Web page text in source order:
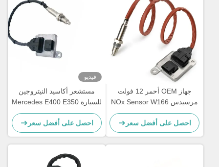
جهاز OEM أحمر 12 فولت
مرسيدس NOx Sensor W166
W172 W205 W221 W212
C300
احصل على أفضل سعر
فيديو
مستشعر أكاسيد النيتروجين
للسيارة Mercedes E400 E350
12V 5WK96681C
A0009053403
احصل على أفضل سعر